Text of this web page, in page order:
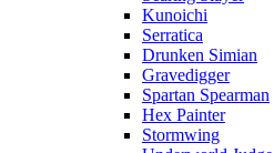
Kunoichi
Serratica
Drunken Simian
Gravedigger
Spartan Spearman
Hex Painter
Stormwing